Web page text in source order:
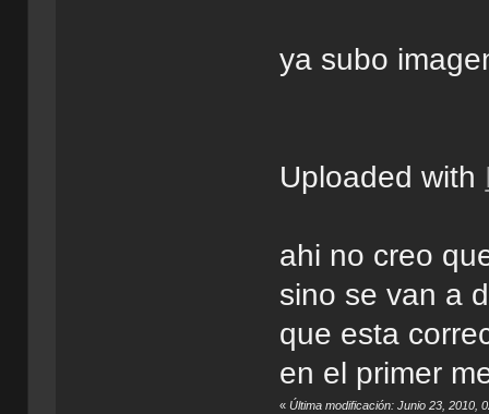
ya subo
Uploaded with
ahi no creo
sino se van a
que esta
en el primer
«Última modificación: Junio 23, 2010,